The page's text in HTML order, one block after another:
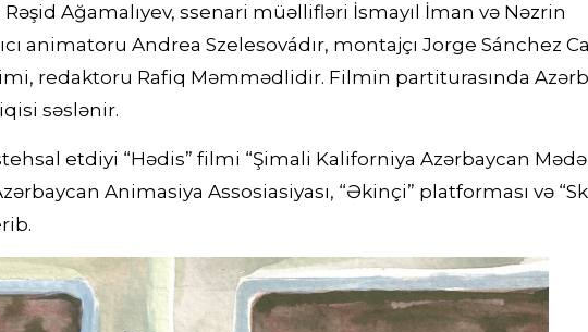
Ağamalıyev, ssenari müəllifləri İsmayıl İman və Nəzrin
animatoru Andrea Szelesovádır, montajçı Jorge Sánchez
redaktoru Rafiq Məmmədlidir. Filmin partiturasında
səslənir.
etdiyi “Hədis” filmi “Şimali Kaliforniya Azərbaycan
Animasiya Assosiasiyası, “Əkinçi” platforması və